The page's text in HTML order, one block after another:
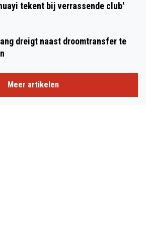
tekent bij verrassende club'
dreigt naast droomtransfer te
Meer artikelen